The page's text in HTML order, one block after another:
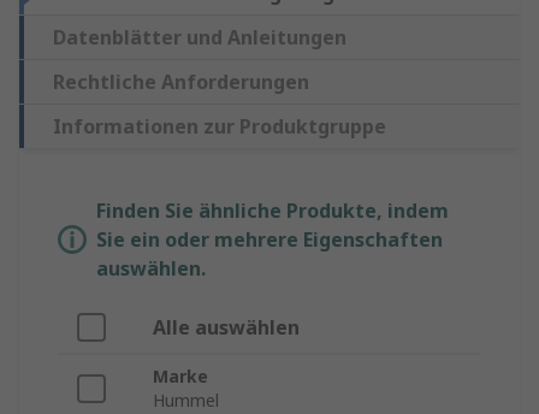
Datenblätter und Anleitungen
Rechtliche Anforderungen
Informationen zur Produktgruppe
Finden Sie ähnliche Produkte, indem
Sie ein oder mehrere Eigenschaften
auswählen.
Alle auswählen
Marke
Hummel